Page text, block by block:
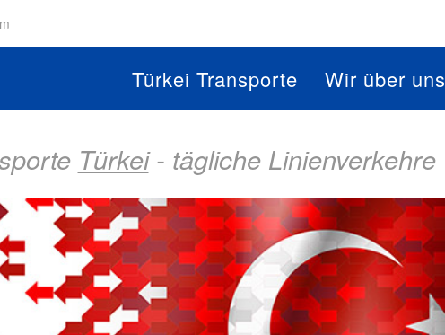
Türkei Transporte Wir über uns
Türkei- tägliche Linienverkehre